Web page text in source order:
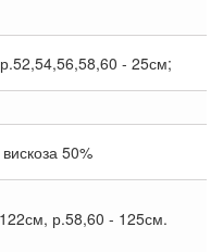
- 25см;
50%
р.58,60 - 125см.